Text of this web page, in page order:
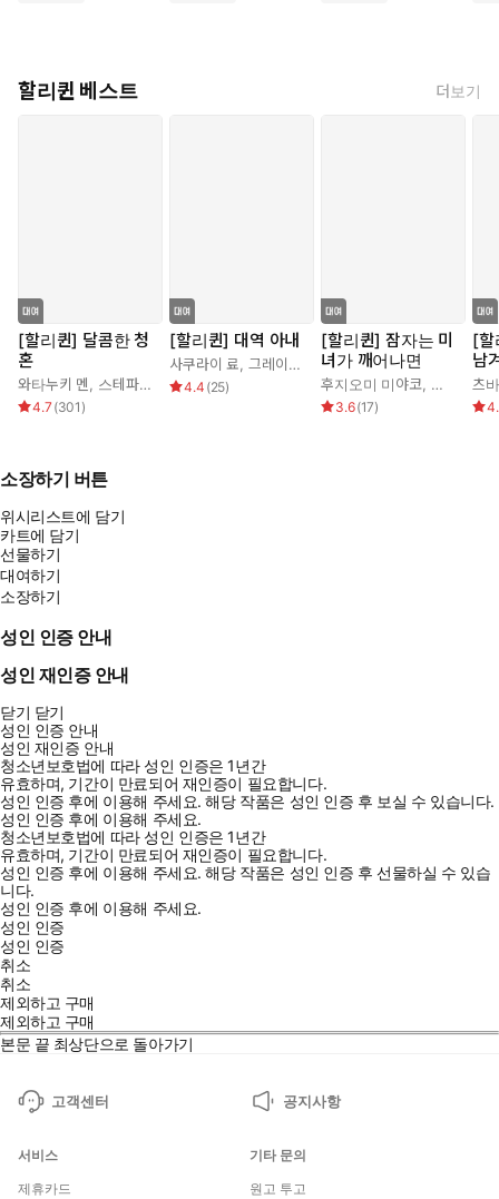
할리퀸 베스트 더보기
[할리퀸] 달콤한 청
혼
와타누키 멘 스테파니 로렌스
4.7 (301 )
[할리퀸] 대역 아내
사쿠라이 료 그레이스 그린
4.4 (25)
[할리퀸] 잠자는 미
녀가 깨어나면
후지오미 미야코, 조안 엘리
3.6(17)
[할
남
츠
소장하기 버튼
위시리스트에 담기
카트에 담기
선물하기
대여하기
소장하기
성인 인증 안내
성인 재인증 안내
닫기 닫기
성인 인증 안내
성인 재인증 안내
청소년보호법에 따라 성인 인증은 1년간
유효하며, 기간이 만료되어 재인증이 필요합니다.
성인 인증 후에 이용해 주세요.해당 작품은 성인 인증 후 보실 수 있습니다.
성인 인증 후에 이용해 주세요.
청소년보호법에 따라 성인 인증은 1년간
유효하며, 기간이 만료되어 재인증이 필요합니다.
성인 인증 후에 이용해 주세요.해당 작품은 성인 인증 후 선물하실 수 있습
니다.
성인 인증 후에 이용해 주세요.
성인 인증
성인 인증
취소
취소
제외하고 구매
제외하고 구매
본문 끝 최상단으로 돌아가기
고객센터 공지사항
서비스
제휴카드
기타 문의
원고 투고